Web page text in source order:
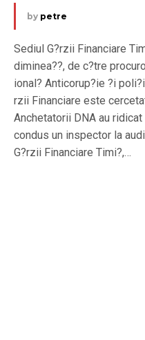
by petre
Sediul G?rzii Financiare
diminea??, de c?tre
ional? Anticorup?ie ?i
rzii Financiare este
Anchetatorii DNA au
condus un inspector la
G?rzii Financiare Timi?,…